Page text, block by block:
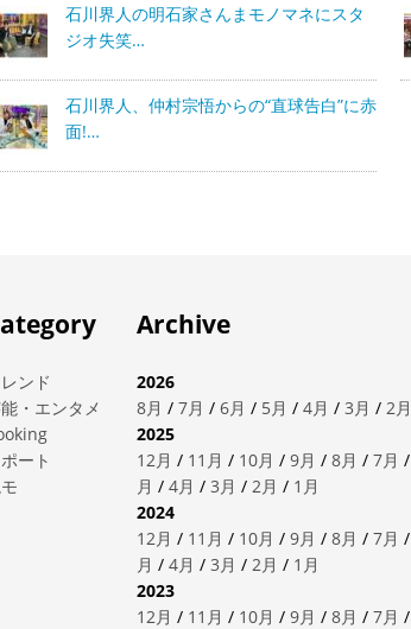
石川界人の明石家さんまモノマネにスタ
ジオ失笑…
石川界人、仲村宗悟からの“直球告白”に赤
面!…
レンド
・エンタメ
ート
Archive
2026
8月 / 7月 / 6月 / 5月 / 4月 / 3月 / 2月
2025
12月 / 11月 / 10月 / 9月 / 8月 / 7月 /
月 / 4月 / 3月 / 2月 / 1月
2024
12月 / 11月 / 10月 / 9月 / 8月 / 7月 /
月 / 4月 / 3月 / 2月 / 1月
2023
12月 / 11月 / 10月 / 9月 / 8月 / 7月 /